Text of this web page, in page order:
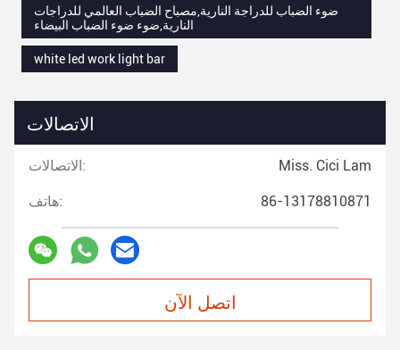
ضوء الضباب للدراجة النارية,مصباح الضباب العالمي للدراجات
النارية,ضوء ضوء الضباب البيضاء
white led work light bar
الاتصالات
الاتصالات: Miss. Cici Lam
هاتف: 86-13178810871
اتصل الآن